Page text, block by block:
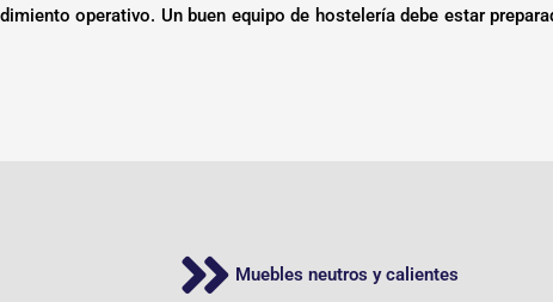
operativo. Un buen equipo de hostelería debe estar
Muebles neutros y calientes